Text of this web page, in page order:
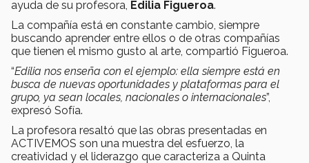
ayuda de su profesora, Edilia Figueroa.
La compañía está en constante cambio, siempre
buscando aprender entre ellos o de otras compañías
que tienen el mismo gusto al arte, compartió Figueroa.
“Edilia nos enseña con el ejemplo: ella siempre está en
busca de nuevas oportunidades y plataformas para el
grupo, ya sean locales, nacionales o internacionales”,
expresó Sofía.
La profesora resaltó que las obras presentadas en
ACTIVEMOS son una muestra del esfuerzo, la
creatividad y el liderazgo que caracteriza a Quinta